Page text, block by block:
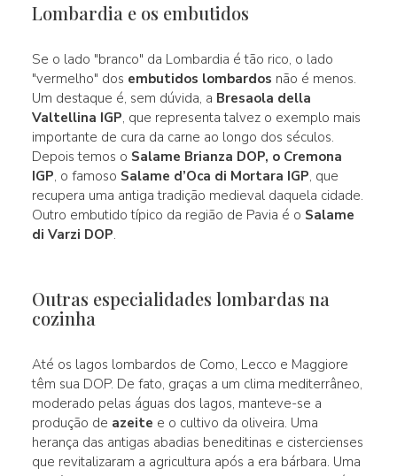
Lombardia e os embutidos
Se o lado "branco" da Lombardia é tão rico, o lado
"vermelho" dos embutidos lombardos não é menos.
Um destaque é, sem dúvida, a Bresaola della
Valtellina IGP, que representa talvez o exemplo mais
importante de cura da carne ao longo dos séculos.
Depois temos o Salame Brianza DOP, o Cremona
IGP, o famoso Salame d’Oca di Mortara IGP, que
recupera uma antiga tradição medieval daquela cidade.
Outro embutido típico da região de Pavia é o Salame
di Varzi DOP.
Outras especialidades lombardas na
cozinha
Até os lagos lombardos de Como, Lecco e Maggiore
têm sua DOP. De fato, graças a um clima mediterrâneo,
moderado pelas águas dos lagos, manteve-se a
produção de azeite e o cultivo da oliveira. Uma
herança das antigas abadias beneditinas e cistercienses
que revitalizaram a agricultura após a era bárbara. Uma